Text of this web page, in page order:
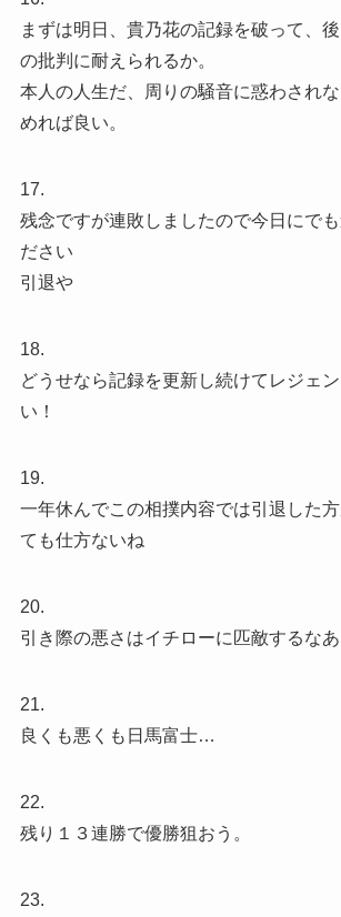
まずは明日、貴乃花の記録を破って、
の批判に耐えられるか。
本人の人生だ、周りの騒音に惑わされ
めれば良い。
17.
残念ですが連敗しましたので今日にでも
ださい
引退や
18.
どうせなら記録を更新し続けてレジェ
い！
19.
一年休んでこの相撲内容では引退した
ても仕方ないね
20.
引き際の悪さはイチローに匹敵するなあ
21.
良くも悪くも日馬富士…
22.
残り１３連勝で優勝狙おう。
23.